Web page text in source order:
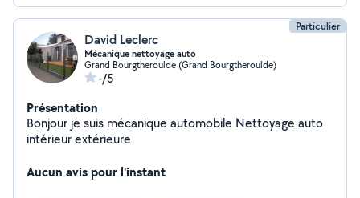
Particulier
David Leclerc
Mécanique nettoyage auto
Grand Bourgtheroulde (Grand Bourgtheroulde)
-/5
Présentation
Bonjour je suis mécanique automobile Nettoyage auto
intérieur extérieure
Aucun avis pour l'instant